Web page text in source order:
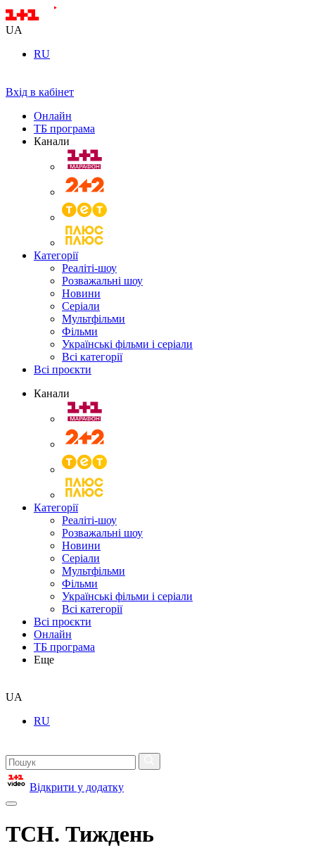
UA
RU
Вхід в кабінет
Онлайн
ТБ програма
Канали
Категорії
Реаліті-шоу
Розважальні шоу
Новини
Серіали
Мультфільми
Фільми
Українські фільми і серіали
Всі категорії
Всі проєкти
Канали
Категорії
Реаліті-шоу
Розважальні шоу
Новини
Серіали
Мультфільми
Фільми
Українські фільми і серіали
Всі категорії
Всі проєкти
Онлайн
ТБ програма
Еще
UA
RU
Відкрити у додатку
ТСН. Тиждень